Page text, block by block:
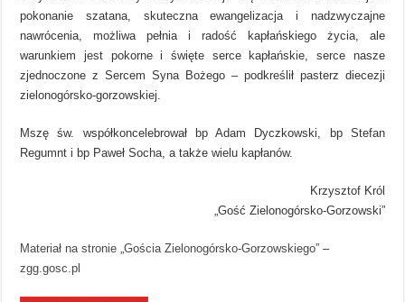
pokonanie szatana, skuteczna ewangelizacja i nadzwyczajne
nawrócenia, możliwa pełnia i radość kapłańskiego życia, ale
warunkiem jest pokorne i święte serce kapłańskie, serce nasze
zjednoczone z Sercem Syna Bożego – podkreślił pasterz diecezji
zielonogórsko-gorzowskiej.
Mszę św. współkoncelebrował bp Adam Dyczkowski, bp Stefan
Regumnt i bp Paweł Socha, a także wielu kapłanów.
Krzysztof Król
„Gość Zielonogórsko-Gorzowski”
Materiał na stronie „Gościa Zielonogórsko-Gorzowskiego” –
zgg.gosc.pl